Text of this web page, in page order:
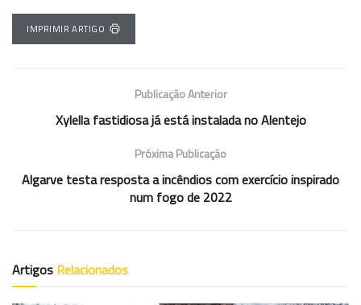
IMPRIMIR ARTIGO
Publicação Anterior
Xylella fastidiosa já está instalada no Alentejo
Próxima Publicação
Algarve testa resposta a incêndios com exercício inspirado
num fogo de 2022
Artigos Relacionados